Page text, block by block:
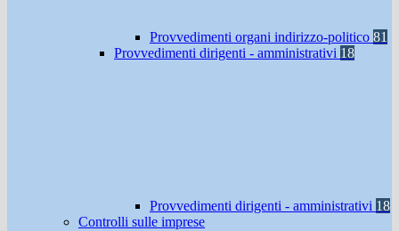
Provvedimenti organi indirizzo-politico 81
Provvedimenti dirigenti - amministrativi 18
Provvedimenti dirigenti - amministrativi 18
Controlli sulle imprese